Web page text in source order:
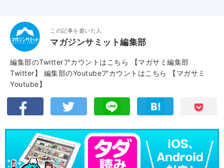
この記事を書いた人
マガジンサミット編集部
編集部のTwitterアカウントはこちら
【マガサミ編集部
Twitter】
編集部のYoutubeアカウントはこちら
【マガサミ
Youtube】